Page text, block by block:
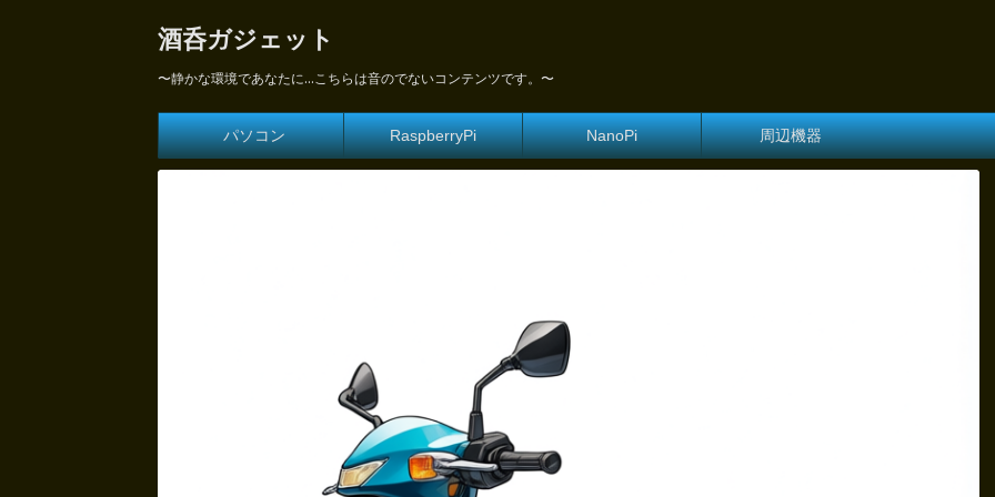
酒呑ガジェット
〜静かな環境であなたに...こちらは音のでないコンテンツです。〜
パソコン RaspberryPi NanoPi 周辺機器